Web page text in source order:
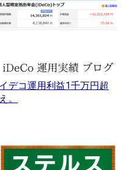
イデコ運用利益1千万円超
え。